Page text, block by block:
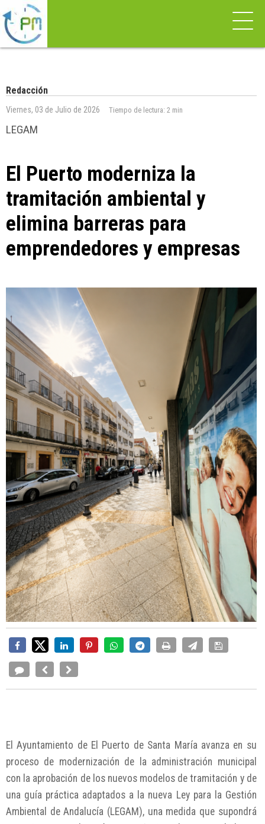
Redacción
Viernes, 03 de Julio de 2026 Tiempo de lectura: 2 min
LEGAM
El Puerto moderniza la
tramitación ambiental y
elimina barreras para
emprendedores y empresas
El Ayuntamiento de El Puerto de Santa María avanza en su
proceso de modernización de la administración municipal
con la aprobación de los nuevos modelos de tramitación y de
una guía práctica adaptados a la nueva Ley para la Gestión
Ambiental de Andalucía (LEGAM), una medida que supondrá